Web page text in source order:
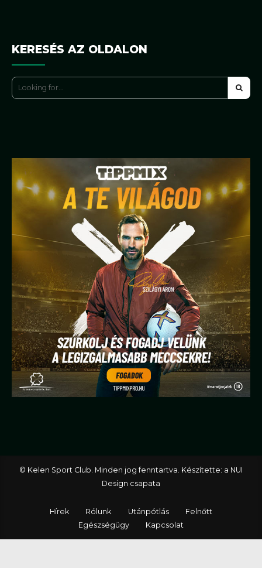
KERESÉS AZ OLDALON
© Kelen Sport Club. Minden jog fenntartva. Készítette: a NUI
Design csapata
Hírek Rólunk Utánpótlás
Felnőtt
Egészségügy
Kapcsolat